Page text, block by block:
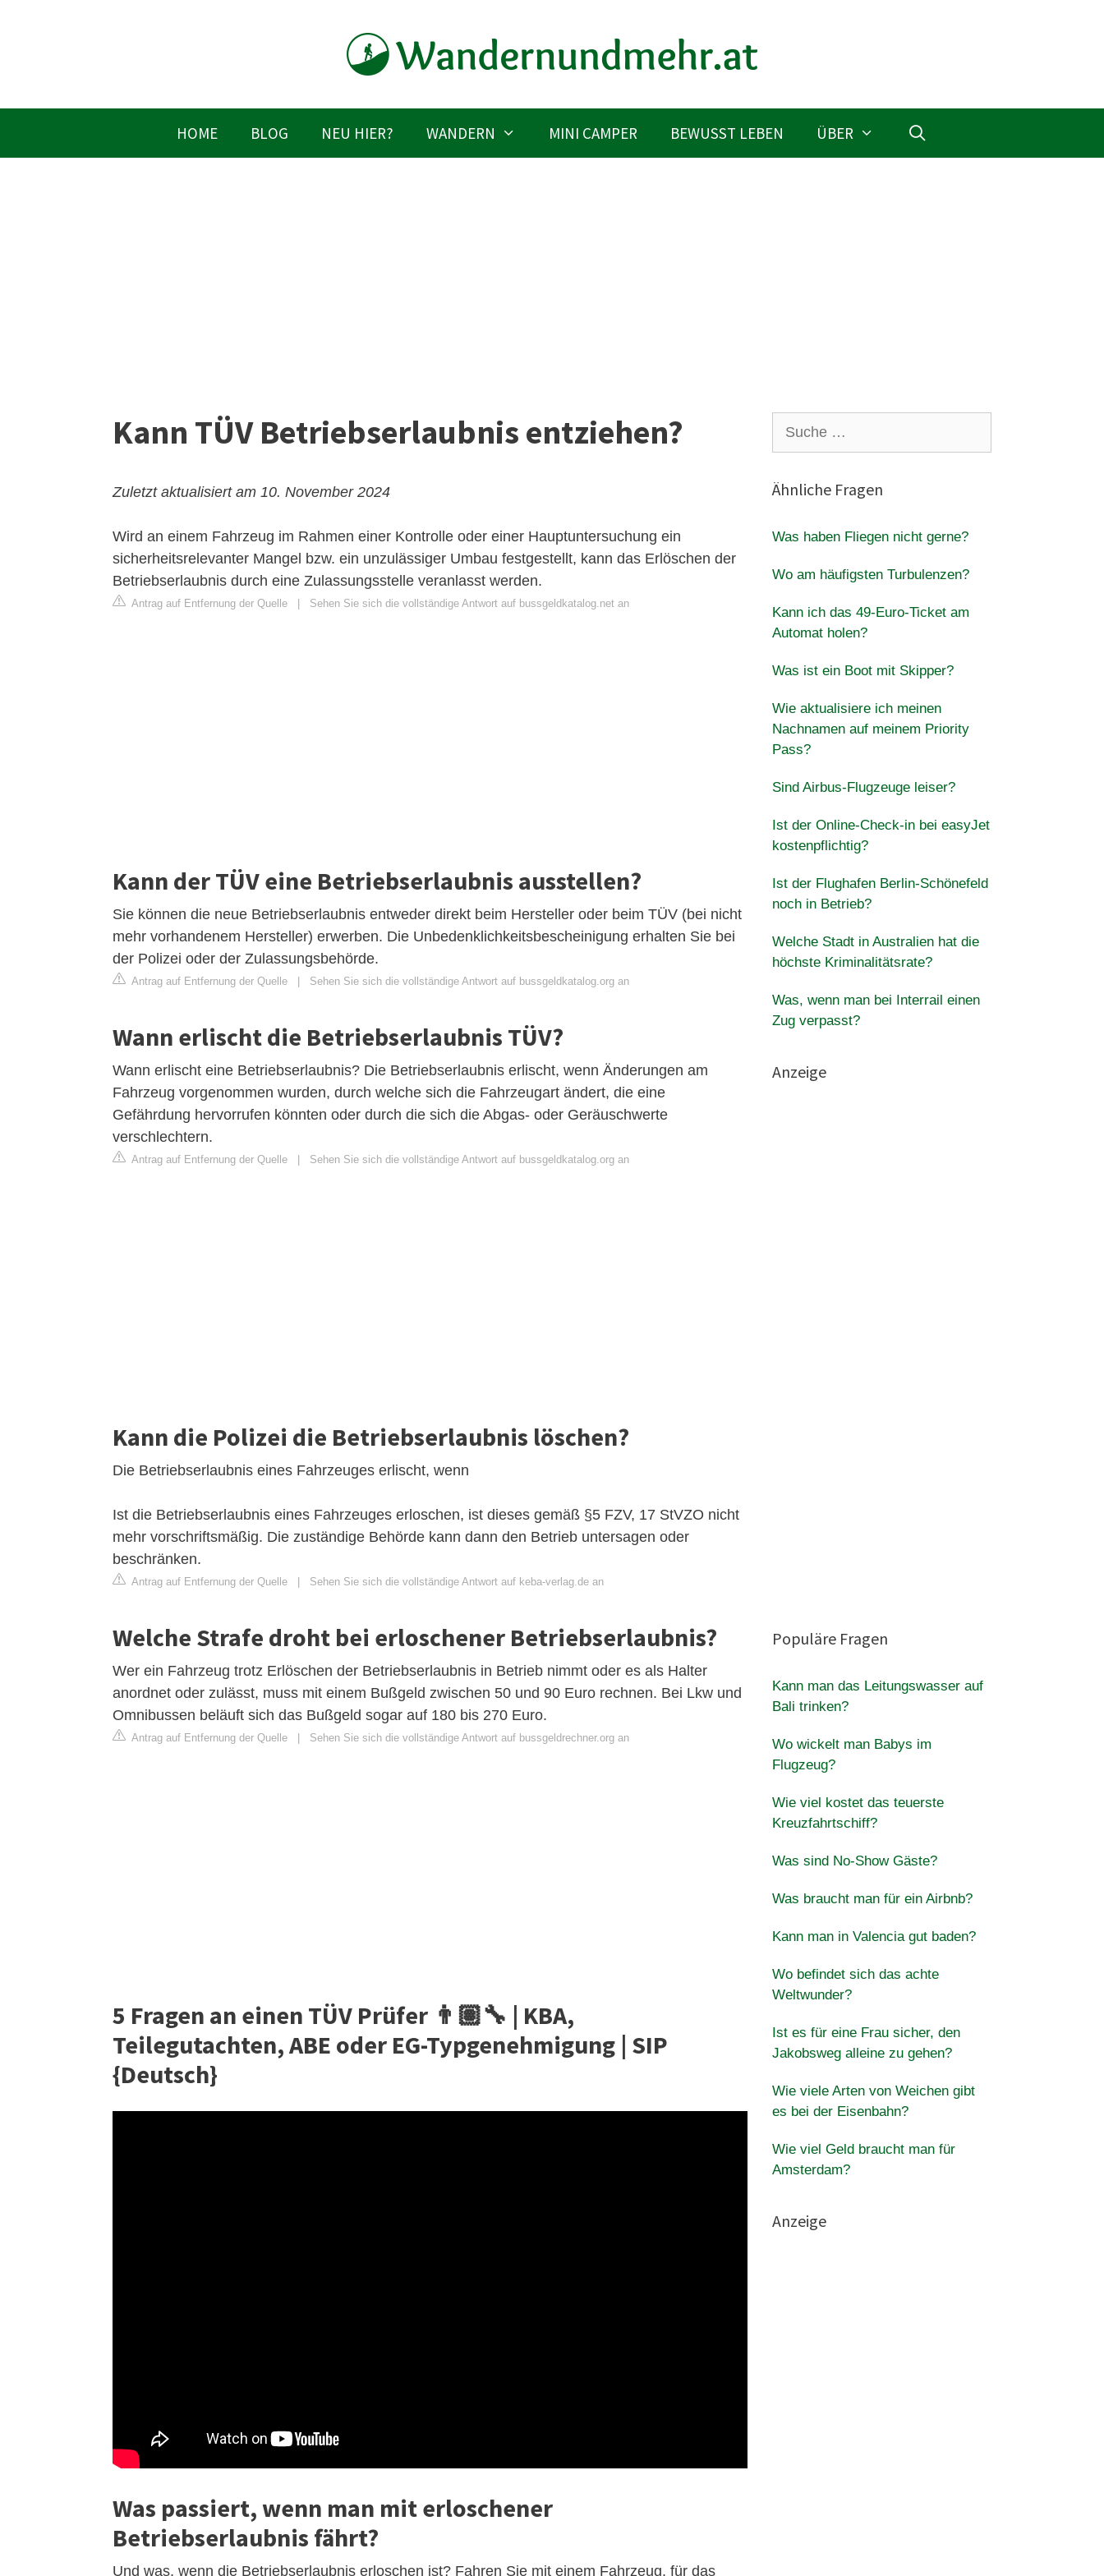
HOME BLOG NEU HIER? WANDERN MINI CAMPER BEWUSST LEBEN ÜBER
Kann TÜV Betriebserlaubnis entziehen?
Zuletzt aktualisiert am 10. November 2024
Wird an einem Fahrzeug im Rahmen einer Kontrolle oder einer Hauptuntersuchung ein
sicherheitsrelevanter Mangel bzw. ein unzulässiger Umbau festgestellt, kann das Erlöschen der
Betriebserlaubnis durch eine Zulassungsstelle veranlasst werden.
Antrag auf Entfernung der Quelle Sehen Sie sich die vollständige Antwort auf bussgeldkatalog.net an
Kann der TÜV eine Betriebserlaubnis ausstellen?
Sie können die neue Betriebserlaubnis entweder direkt beim Hersteller oder beim TÜV (bei nicht
mehr vorhandenem Hersteller) erwerben. Die Unbedenklichkeitsbescheinigung erhalten Sie bei
der Polizei oder der Zulassungsbehörde.
Antrag auf Entfernung der Quelle Sehen Sie sich die vollständige Antwort auf bussgeldkatalog.org an
Wann erlischt die Betriebserlaubnis TÜV?
Wann erlischt eine Betriebserlaubnis? Die Betriebserlaubnis erlischt, wenn Änderungen am
Fahrzeug vorgenommen wurden, durch welche sich die Fahrzeugart ändert, die eine
Gefährdung hervorrufen könnten oder durch die sich die Abgas- oder Geräuschwerte
verschlechtern.
Antrag auf Entfernung der Quelle Sehen Sie sich die vollständige Antwort auf bussgeldkatalog.org an
Kann die Polizei die Betriebserlaubnis löschen?
Die Betriebserlaubnis eines Fahrzeuges erlischt, wenn
Ist die Betriebserlaubnis eines Fahrzeuges erloschen, ist dieses gemäß §5 FZV, 17 StVZO nicht
mehr vorschriftsmäßig. Die zuständige Behörde kann dann den Betrieb untersagen oder
beschränken.
Antrag auf Entfernung der Quelle Sehen Sie sich die vollständige Antwort auf keba-verlag.de an
Welche Strafe droht bei erloschener Betriebserlaubnis?
Wer ein Fahrzeug trotz Erlöschen der Betriebserlaubnis in Betrieb nimmt oder es als Halter
anordnet oder zulässt, muss mit einem Bußgeld zwischen 50 und 90 Euro rechnen. Bei Lkw und
Omnibussen beläuft sich das Bußgeld sogar auf 180 bis 270 Euro.
Antrag auf Entfernung der Quelle Sehen Sie sich die vollständige Antwort auf bussgeldrechner.org an
5 Fragen an einen TÜV Prüfer 👨🏽‍🔧 | KBA,
Teilegutachten, ABE oder EG-Typgenehmigung | SIP
{Deutsch}
Was passiert, wenn man mit erloschener
Betriebserlaubnis fährt?
Und was, wenn die Betriebserlaubnis erloschen ist? Fahren Sie mit einem Fahrzeug, für das
nach:
Ähnliche Fragen
Was haben Fliegen nicht gerne?
Wo am häufigsten Turbulenzen?
Kann ich das 49-Euro-Ticket am
Automat holen?
Was ist ein Boot mit Skipper?
Wie aktualisiere ich meinen
Nachnamen auf meinem Priority
Pass?
Sind Airbus-Flugzeuge leiser?
Ist der Online-Check-in bei easyJet
kostenpflichtig?
Ist der Flughafen Berlin-Schönefeld
noch in Betrieb?
Welche Stadt in Australien hat die
höchste Kriminalitätsrate?
Was, wenn man bei Interrail einen
Zug verpasst?
Anzeige
Populäre Fragen
Kann man das Leitungswasser auf
Bali trinken?
Wo wickelt man Babys im
Flugzeug?
Wie viel kostet das teuerste
Kreuzfahrtschiff?
Was sind No-Show Gäste?
Was braucht man für ein Airbnb?
Kann man in Valencia gut baden?
Wo befindet sich das achte
Weltwunder?
Ist es für eine Frau sicher, den
Jakobsweg alleine zu gehen?
Wie viele Arten von Weichen gibt
es bei der Eisenbahn?
Wie viel Geld braucht man für
Amsterdam?
Anzeige